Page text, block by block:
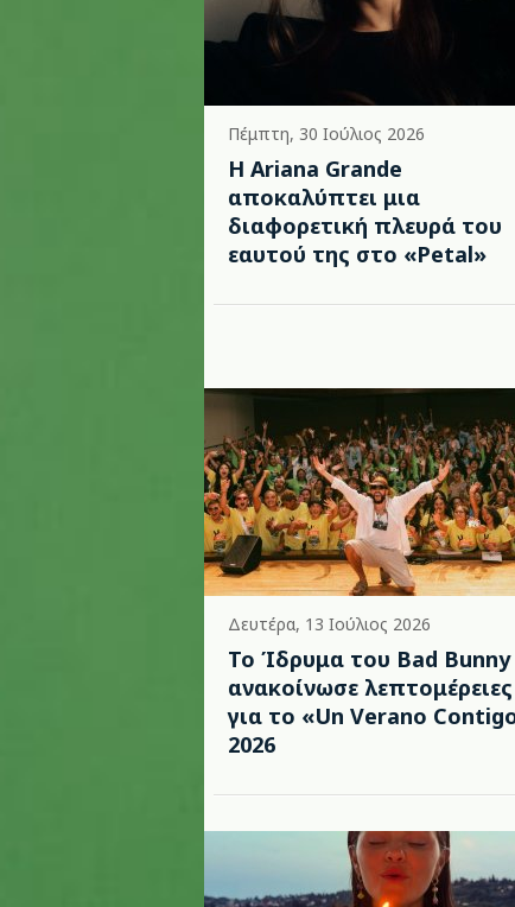
Πέμπτη, 30 Ιούλιος 2026
Η Ariana Grande
αποκαλύπτει μια
διαφορετική πλευρά του
εαυτού της στο «Petal»
Δευτέρα, 13 Ιούλιος 2026
Το Ίδρυμα του Bad Bunny
ανακοίνωσε λεπτομέρειες
για το «Un Verano
2026